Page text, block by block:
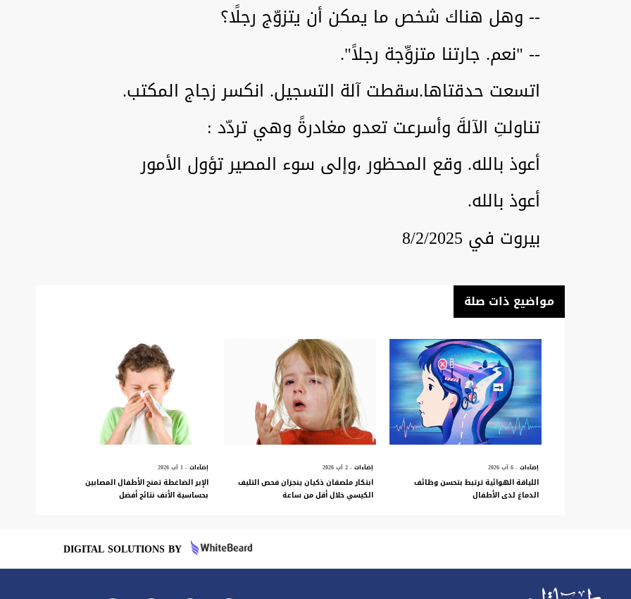
-- وهل هناك شخص ما يمكن أن يتزوّج رجلًا؟
-- "نعم. جارتنا متزوِّجة رجلاً".
اتسعت حدقتاها.سقطت آلة التسجيل. انكسر زجاج المكتب.
تناولتِ الآلةَ وأسرعت تعدو مغادرةً وهي تردّد :
أعوذ بالله. وقع المحظور ،وإلى سوء المصير تؤول الأمور
أعوذ بالله.
بيروت في 8/2/2025
مواضيع ذات صلة
إضآءات- 6 آب 2026
اللياقة الهوائية ترتبط بتحسن وظائف
الدماغ لدى الأطفال
إضآءات - 2 آب 2026
ابتكار ملصقان ذكيان ينجزان فحص التليف
الكيسي خلال أقل من ساعة
إضآءات- 1 آب 2026
الإبر الضاغطة تمنح الأطفال المصابين
بحساسية الأنف نتائج أفضل
DIGITAL SOLUTIONS BY